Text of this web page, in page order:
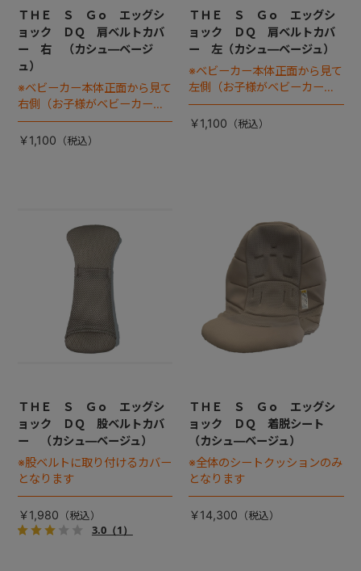
ＴＨＥ Ｓ Ｇｏ エッグシ
ョック ＤＱ 肩ベルトカバ
ー 右 （カシュ―ベージ
ュ）
※ベビーカー本体正面から見て
右側（お子様がベビーカーに
座った状態で左手側となりま
す）
￥1,100
ＴＨＥ Ｓ Ｇｏ エッグシ
ョック ＤＱ 肩ベルトカバ
ー 左（カシュ―ベージュ）
※ベビーカー本体正面から見て
左側（お子様がベビーカーに
座った状態で右手側となりま
す）
￥1,100
ＴＨＥ Ｓ Ｇｏ エッグシ
ョック ＤＱ 股ベルトカバ
ー （カシュ―ベージュ）
※股ベルトに取り付けるカバー
となります
￥1,980
3.0（1）
ＴＨＥ Ｓ Ｇｏ エッグシ
ョック ＤＱ 着脱シート
（カシュ―ベージュ）
※全体のシートクッションのみ
となります
￥14,300